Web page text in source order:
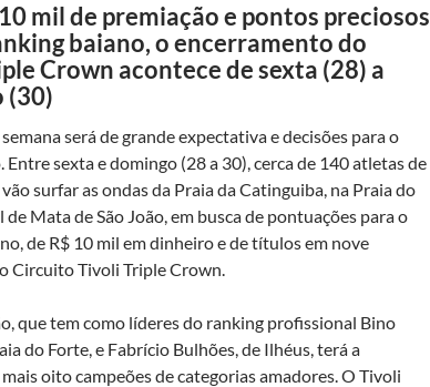
mil de premiação e pontos preciosos
baiano, o encerramento do
Crown acontece de sexta (28) a
(30)
será de grande expectativa e decisões para o
Entre sexta e domingo (28 a 30), cerca de 140 atletas de
surfar as ondas da Praia da Catinguiba, na Praia do
Mata de São João, em busca de pontuações para o
de R$ 10 mil em dinheiro e de títulos em nove
Circuito Tivoli Triple Crown.
que tem como líderes do ranking profissional Bino
do Forte, e Fabrício Bulhões, de Ilhéus, terá a
oito campeões de categorias amadores. O Tivoli